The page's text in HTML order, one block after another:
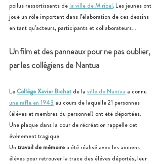
poilus ressortissants de la ville de Miribel. Les jeunes ont
joué un rôle important dans l’élaboration de ces dessins
en tant qu’acteurs, participants et collaborateurs…
Un film et des panneaux pour ne pas oublier,
par les collégiens de Nantua
Le Collège Xavier Bichat de la ville de Nantua a connu
une rafle en 1943 au cours de laquelle 21 personnes
(élèves et membres du personnel) ont été déportées.
Une plaque dans la cour de récréation rappelle cet
évènement tragique.
Un travail de mémoire a été réalisé avec les anciens
élèves pour retrouver la trace des élèves déportés, leur